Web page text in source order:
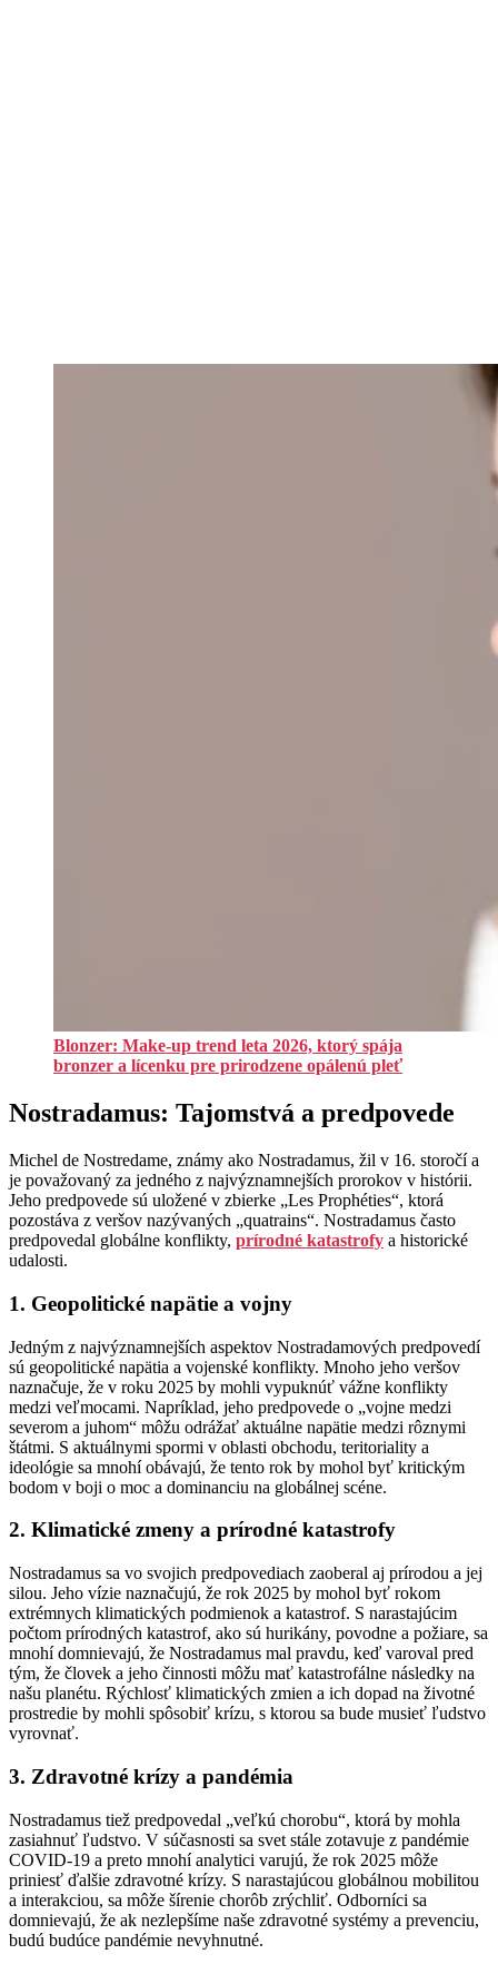
Blonzer: Make-up trend leta 2026, ktorý spája
bronzer a lícenku pre prirodzene opálenú pleť
Nostradamus: Tajomstvá a predpovede
Michel de Nostredame, známy ako Nostradamus, žil v 16. storočí a
je považovaný za jedného z najvýznamnejších prorokov v histórii.
Jeho predpovede sú uložené v zbierke „Les Prophéties“, ktorá
pozostáva z veršov nazývaných „quatrains“. Nostradamus často
predpovedal globálne konflikty, prírodné katastrofy a historické
udalosti.
1. Geopolitické napätie a vojny
Jedným z najvýznamnejších aspektov Nostradamových predpovedí
sú geopolitické napätia a vojenské konflikty. Mnoho jeho veršov
naznačuje, že v roku 2025 by mohli vypuknúť vážne konflikty
medzi veľmocami. Napríklad, jeho predpovede o „vojne medzi
severom a juhom“ môžu odrážať aktuálne napätie medzi rôznymi
štátmi. S aktuálnymi spormi v oblasti obchodu, teritoriality a
ideológie sa mnohí obávajú, že tento rok by mohol byť kritickým
bodom v boji o moc a dominanciu na globálnej scéne.
2. Klimatické zmeny a prírodné katastrofy
Nostradamus sa vo svojich predpovediach zaoberal aj prírodou a jej
silou. Jeho vízie naznačujú, že rok 2025 by mohol byť rokom
extrémnych klimatických podmienok a katastrof. S narastajúcim
počtom prírodných katastrof, ako sú hurikány, povodne a požiare, sa
mnohí domnievajú, že Nostradamus mal pravdu, keď varoval pred
tým, že človek a jeho činnosti môžu mať katastrofálne následky na
našu planétu. Rýchlosť klimatických zmien a ich dopad na životné
prostredie by mohli spôsobiť krízu, s ktorou sa bude musieť ľudstvo
vyrovnať.
3. Zdravotné krízy a pandémia
Nostradamus tiež predpovedal „veľkú chorobu“, ktorá by mohla
zasiahnuť ľudstvo. V súčasnosti sa svet stále zotavuje z pandémie
COVID-19 a preto mnohí analytici varujú, že rok 2025 môže
priniesť ďalšie zdravotné krízy. S narastajúcou globálnou mobilitou
a interakciou, sa môže šírenie chorôb zrýchliť. Odborníci sa
domnievajú, že ak nezlepšíme naše zdravotné systémy a prevenciu,
budú budúce pandémie nevyhnutné.